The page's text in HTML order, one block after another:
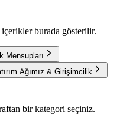
burada gösterilir.
Mensupları
Ağımız & Girişimcilik
bir kategori seçiniz.